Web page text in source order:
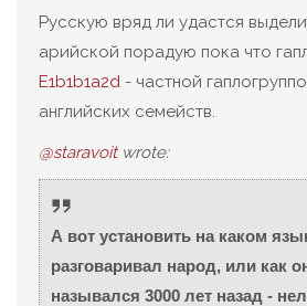
Русскую вряд ли удастся
арийской порадую пока что
E1b1b1a2d - частной
английских семейств.
@staravoitwrote:
А вот установить на каком
разговаривал народ, или как
назывался 3000 лет назад -